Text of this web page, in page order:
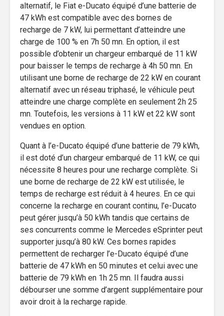
alternatif, le Fiat e-Ducato équipé d’une batterie de
47 kWh est compatible avec des bornes de
recharge de 7 kW, lui permettant d’atteindre une
charge de 100 % en 7h 50 mn. En option, il est
possible d’obtenir un chargeur embarqué de 11 kW
pour baisser le temps de recharge à 4h 50 mn. En
utilisant une borne de recharge de 22 kW en courant
alternatif avec un réseau triphasé, le véhicule peut
atteindre une charge complète en seulement 2h 25
mn. Toutefois, les versions à 11 kW et 22 kW sont
vendues en option.
Quant à l’e-Ducato équipé d’une batterie de 79 kWh,
il est doté d’un chargeur embarqué de 11 kW, ce qui
nécessite 8 heures pour une recharge complète. Si
une borne de recharge de 22 kW est utilisée, le
temps de recharge est réduit à 4 heures. En ce qui
concerne la recharge en courant continu, l’e-Ducato
peut gérer jusqu’à 50 kWh tandis que certains de
ses concurrents comme le Mercedes eSprinter peut
supporter jusqu’à 80 kW. Ces bornes rapides
permettent de recharger l’e-Ducato équipé d’une
batterie de 47 kWh en 50 minutes et celui avec une
batterie de 79 kWh en 1h 25 mn. Il faudra aussi
débourser une somme d’argent supplémentaire pour
avoir droit à la recharge rapide.